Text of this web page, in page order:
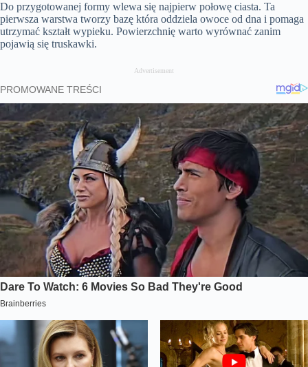
Do przygotowanej formy wlewa się najpierw połowę ciasta. Ta
pierwsza warstwa tworzy bazę która oddziela owoce od dna i pomaga
utrzymać kształt wypieku. Powierzchnię warto wyrównać zanim
pojawią się truskawki.
Advertisement